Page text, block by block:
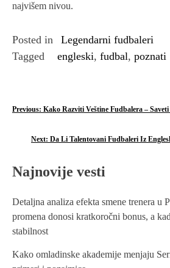
najvišem nivou.
Posted in
Legendarni fudbaleri
Tagged
engleski, fudbal, poznati
P
t
n
a
Previous: Kako Razviti Veštine Fudbalera –
Next: Da Li Talentovani Fudbaleri Iz
Najnovije vesti
Detaljna analiza efekta smene trenera u
promena donosi kratkoročni bonus, a
stabilnost
Kako omladinske akademije menjaju